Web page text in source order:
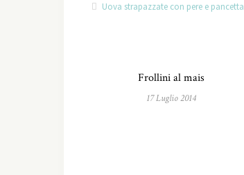
Uova strapazzate con pere e pancetta
Frollini al mais
17 Luglio 2014